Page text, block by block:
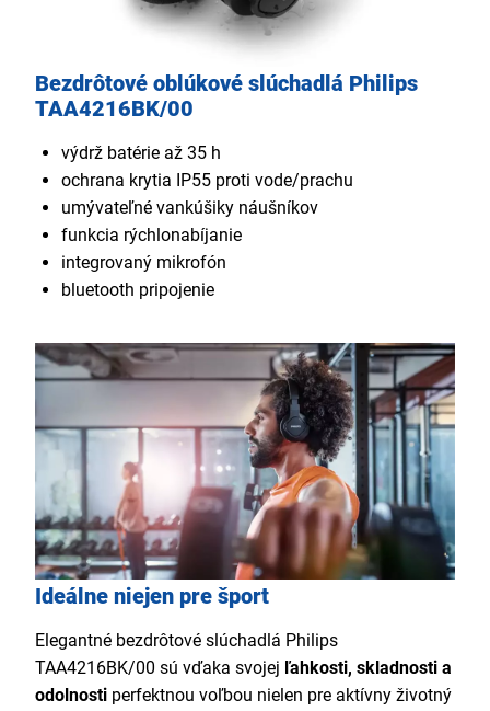
Bezdrôtové oblúkové slúchadlá Philips
TAA4216BK/00
výdrž batérie až 35 h
ochrana krytia IP55 proti vode/prachu
umývateľné vankúšiky náušníkov
funkcia rýchlonabíjanie
integrovaný mikrofón
bluetooth pripojenie
Ideálne niejen pre šport
Elegantné bezdrôtové slúchadlá Philips
TAA4216BK/00 sú vďaka svojej ľahkosti, skladnosti a
odolnosti perfektnou voľbou nielen pre aktívny životný